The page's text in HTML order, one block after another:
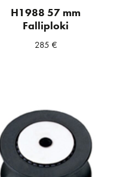
H1988 57 mm
Falliploki
285 €